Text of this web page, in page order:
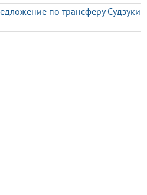
по трансферу Судзуки